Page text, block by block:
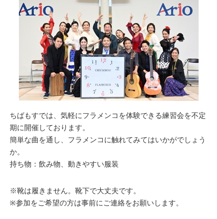
ちばもすでは、気軽にフラメンコを体験できる練習会を不定
期に開催しております。
簡単な曲を通し、フラメンコに触れてみてはいかがでしょう
か。
持ち物：飲み物、動きやすい服装
※靴は履きません。靴下で大丈夫です。
※参加をご希望の方は事前にご連絡をお願いします。